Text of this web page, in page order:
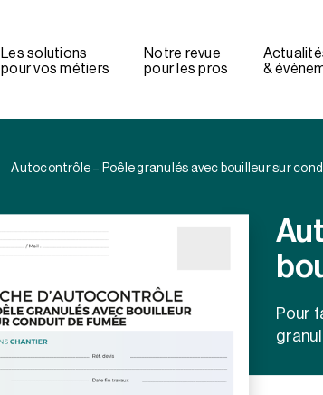
Les solutions
pour vos métiers
Notre revue
pour les pros
&
Autocontrôle – Poêle granulés avec bouilleur sur
Pour